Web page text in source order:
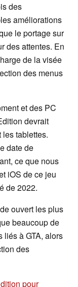
des
améliorations
le portage sur
des attentes. En
de la visée
des menus
et des PC
devrait
tablettes.
date de
ce que nous
iOS de ce jeu
de 2022.
ouvert les plus
beaucoup de
liés à GTA, alors
des
pour